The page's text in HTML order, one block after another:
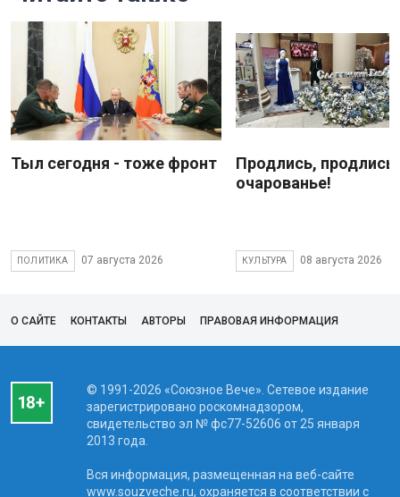
Тыл сегодня - тоже фронт
ПОЛИТИКА 07 августа 2026
Продлись, продлись
очарованье!
КУЛЬТУРА 08 августа 2026
О САЙТЕ КОНТАКТЫ АВТОРЫ ПРАВОВАЯ ИНФОРМАЦИЯ
© 1991-2026 «Союзное Вече». Сетевое издание
зарегистрировано роскомнадзором,
свидетельство эл № фc77-52606 от 25 января
2013 года.
Вся информация, размещенная на веб-сайте
www.souzveche.ru, охраняется в соответствии с